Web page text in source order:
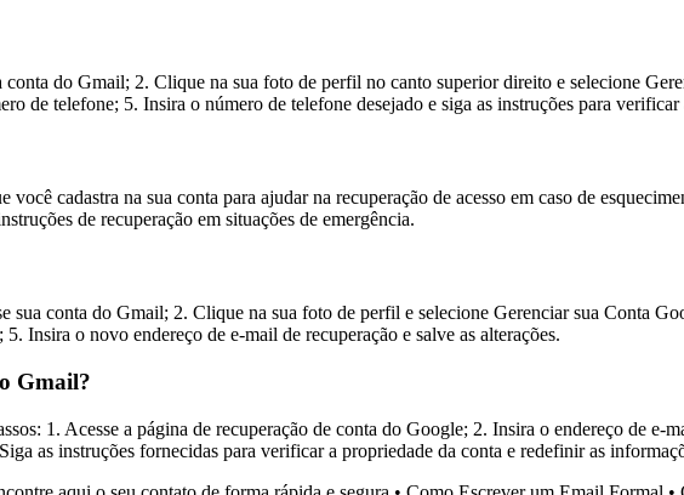
do Gmail; 2. Clique na sua foto de perfil no canto superior direito e selecione
de telefone; 5. Insira o número de telefone desejado e siga as instruções para
cadastra na sua conta para ajudar na recuperação de acesso em caso de
de recuperação em situações de emergência.
sua conta do Gmail; 2. Clique na sua foto de perfil e selecione Gerenciar sua Conta
Insira o novo endereço de e-mail de recuperação e salve as alterações.
Gmail?
1. Acesse a página de recuperação de conta do Google; 2. Insira o endereço de e-
as instruções fornecidas para verificar a propriedade da conta e redefinir as